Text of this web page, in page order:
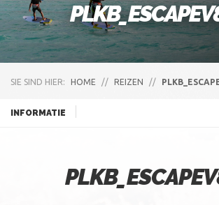
SIE SIND HIER: HOME // REIZEN //
INFORMATIE